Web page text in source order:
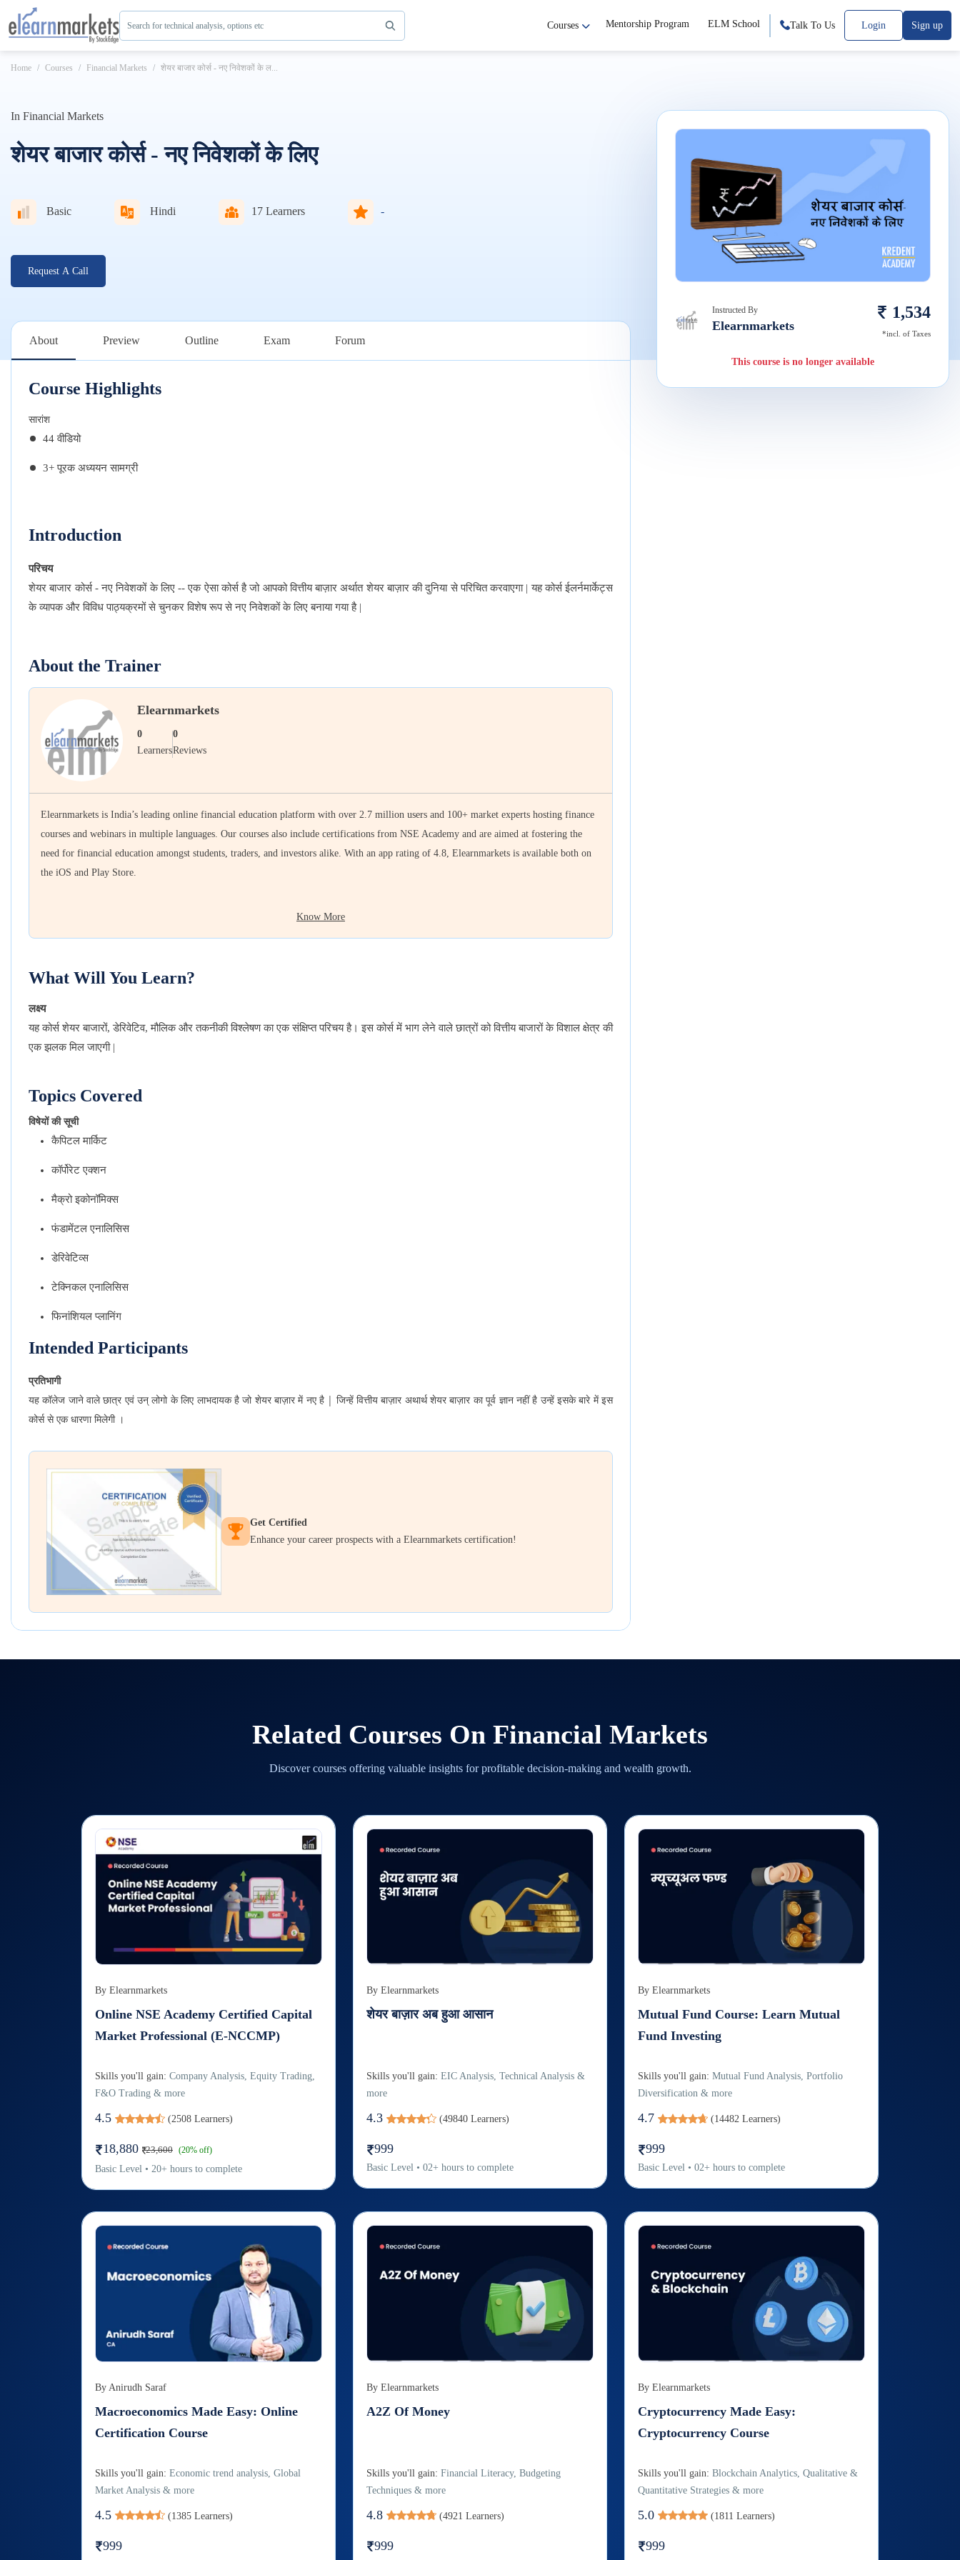
Search for technical analysis, options etc Courses Mentorship Program ELM School Talk To Us Login Sign up
Home Courses Financial Markets शेयर बाजार कोर्स - नए निवेशकों के ल...
In Financial Markets
शेयर बाजार कोर्स - नए निवेशकों के लिए
Basic Hindi 17 Learners -
Request A Call
About Preview Outline Exam Forum
Course Highlights
सारांश
44 वीडियो
3+ पूरक अध्ययन सामग्री
Introduction
परिचय
शेयर बाजार कोर्स-नए निवेशकों के लिए--एक ऐसा कोर्स है जो आपको वित्तीय बाज़ार अर्थात शेयर बाज़ार की दुनिया से परिचित करवाएगा|यह कोर्स ईलर्नमार्केट्स
के व्यापक और विविध पाठ्यक्रमों से चुनकर विशेष रूप से नए निवेशकों के लिए बनाया गया है|
About the Trainer
Elearnmarkets
0
Learners
0
Reviews
Elearnmarkets is India’s leading online financial education platform with over 2.7 million users and 100+ market experts hosting finance
courses and webinars in multiple languages. Our courses also include certifications from NSE Academy and are aimed at fostering the
need for financial education amongst students, traders, and investors alike. With an app rating of 4.8, Elearnmarkets is available both on
the iOS and Play Store.
Know More
What Will You Learn?
लक्ष्य
यह कोर्स शेयर बाजारों,डेरिवेटिव,मौलिक और तकनीकी विश्लेषण का एक संक्षिप्त परिचय है। इस कोर्स में भाग लेने वाले छात्रों को वित्तीय बाजारों के विशाल क्षेत्र की
एक झलक मिल जाएगी|
Topics Covered
विषेयों की सूची
कैपिटल मार्किट
कॉर्पोरेट एक्शन
मैक्रो इकोनॉमिक्स
फंडामेंटल एनालिसिस
डेरिवेटिव्स
टेक्निकल एनालिसिस
फिनांशियल प्लानिंग
Intended Participants
प्रतिभागी
यह कॉलेज जाने वाले छात्र एवं उन् लोगो के लिए लाभदायक है जो शेयर बाज़ार में नए है | जिन्हें वित्तीय बाज़ार अथार्थ शेयर बाज़ार का पूर्व ज्ञान नहीं है उन्हें इसके बारे में इस
कोर्स से एक धारणा मिलेगी ।
Get Certified
Enhance your career prospects with a Elearnmarkets certification!
Instructed By
Elearnmarkets
1,534
*incl. of Taxes
This course is no longer available
Related Courses On Financial Markets
Discover courses offering valuable insights for profitable decision-making and wealth growth.
ByElearnmarkets
Online NSE Academy Certified Capital
Market Professional (E-NCCMP)
Skills you'll gain:Company Analysis, Equity Trading,
F&O Trading & more
4.5 (2508 Learners)
18,880 23,600 (20% off)
Basic Level•20+ hours to complete
By Elearnmarkets
शेयर बाज़ार अब हुआ आसान
Skills you'll gain: EIC Analysis, Technical Analysis &
more
4.3 (49840 Learners)
999
Basic Level • 02+ hours to complete
By Elearnmarkets
Mutual Fund Course: Learn Mutual
Fund Investing
Skills you'll gain: Mutual Fund Analysis, Portfolio
Diversification & more
4.7 (14482Learners)
999
BasicLevel • 02+hours to complete
ByAnirudh Saraf
Macroeconomics Made Easy: Online
Certification Course
Skills you'll gain:Economic trend analysis, Global
Market Analysis & more
4.5 (1385 Learners)
999
By Elearnmarkets
A2Z Of Money
Skills you'll gain: Financial Literacy, Budgeting
Techniques & more
4.8 (4921 Learners)
999
By Elearnmarkets
Cryptocurrency Made Easy:
Cryptocurrency Course
Skills you'll gain: Blockchain Analytics, Qualitative &
Quantitative Strategies & more
5.0 (1811 Learners)
999